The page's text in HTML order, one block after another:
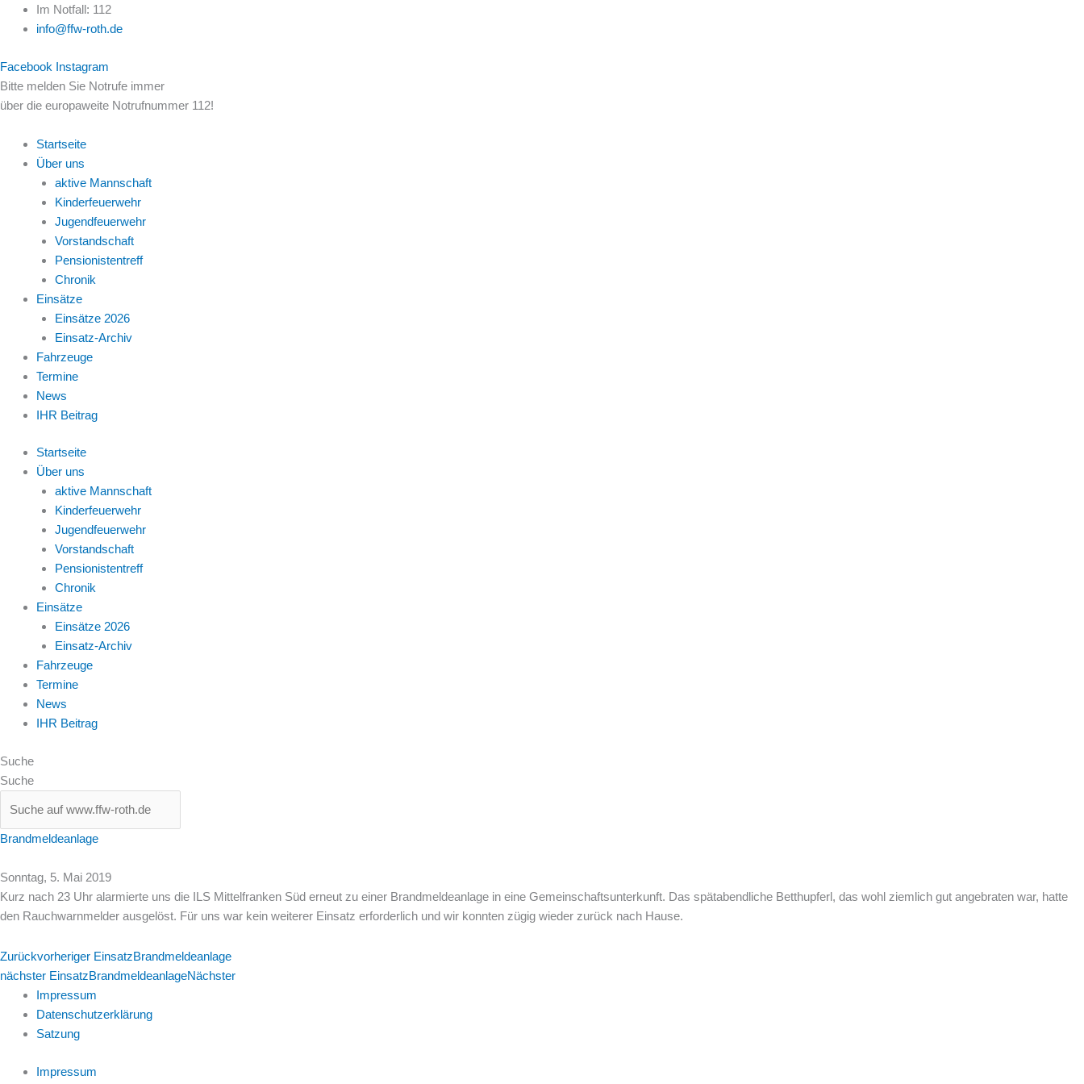
Inhalt
Im Notfall: 112
info@ffw-roth.de
Facebook Instagram
Bitte melden Sie Notrufe immer
über die europaweite Notrufnummer 112!
Startseite
Über uns
aktive Mannschaft
Kinderfeuerwehr
Jugendfeuerwehr
Vorstandschaft
Pensionistentreff
Chronik
Einsätze
Einsätze 2026
Einsatz-Archiv
Fahrzeuge
Termine
News
IHR Beitrag
Startseite
Über uns
aktive Mannschaft
Kinderfeuerwehr
Jugendfeuerwehr
Vorstandschaft
Pensionistentreff
Chronik
Einsätze
Einsätze 2026
Einsatz-Archiv
Fahrzeuge
Termine
News
IHR Beitrag
Suche
Suche
Brandmeldeanlage
Sonntag, 5. Mai 2019
Kurz nach 23 Uhr alarmierte uns die ILS Mittelfranken Süd erneut zu einer Brandmeldeanlage in eine Gemeinschaftsunterkunft. Das spätabendliche Betthupferl, das wohl ziemlich gut angebraten war, hatte
den Rauchwarnmelder ausgelöst. Für uns war kein weiterer Einsatz erforderlich und wir konnten zügig wieder zurück nach Hause.
Zurückvorheriger EinsatzBrandmeldeanlage
nächster EinsatzBrandmeldeanlageNächster
Impressum
Datenschutzerklärung
Satzung
Impressum